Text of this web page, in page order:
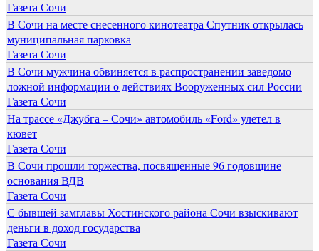
Газета Сочи
В Сочи на месте снесенного кинотеатра Спутник открылась
муниципальная парковка
Газета Сочи
В Сочи мужчина обвиняется в распространении заведомо
ложной информации о действиях Вооруженных сил России
Газета Сочи
На трассе «Джубга – Сочи» автомобиль «Ford» улетел в
кювет
Газета Сочи
В Сочи прошли торжества, посвященные 96 годовщине
основания ВДВ
Газета Сочи
С бывшей замглавы Хостинского района Сочи взыскивают
деньги в доход государства
Газета Сочи